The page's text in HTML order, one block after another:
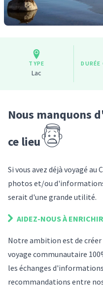
TYPE
Lac
DURÉE
Nous manquons
ce lieu
Si vous avez déjà voyagé au
photos et/ou
serait d'une grande utilité.
AIDEZ-NOUS À ENRICHIR
Notre ambition est de
voyage communautaire
les échanges
recommandations entre